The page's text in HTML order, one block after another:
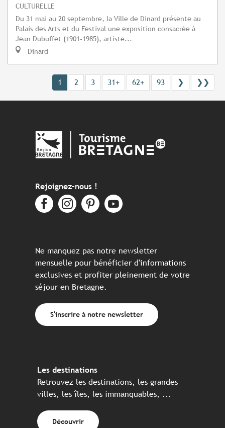
CULTURELLE
Du 31 mai au 20 septembre, la Ville de Dinard présente au
Palais des Arts et du Festival une exposition consacrée à
Jean Dubuffet (1901-1985), artiste...
Dinard
1 2 3 31+ 62+ 93 ❯ ❯❯
Rejoignez-nous !
Ne manquez pas notre newsletter
mensuelle pour bénéficier d'informations
exclusives et profiter pleinement de votre
séjour en Bretagne.
S'inscrire à notre newsletter
Les destinations
Retrouvez les destinations, les grandes
villes, les îles, les immanquables, ...
Découvrir